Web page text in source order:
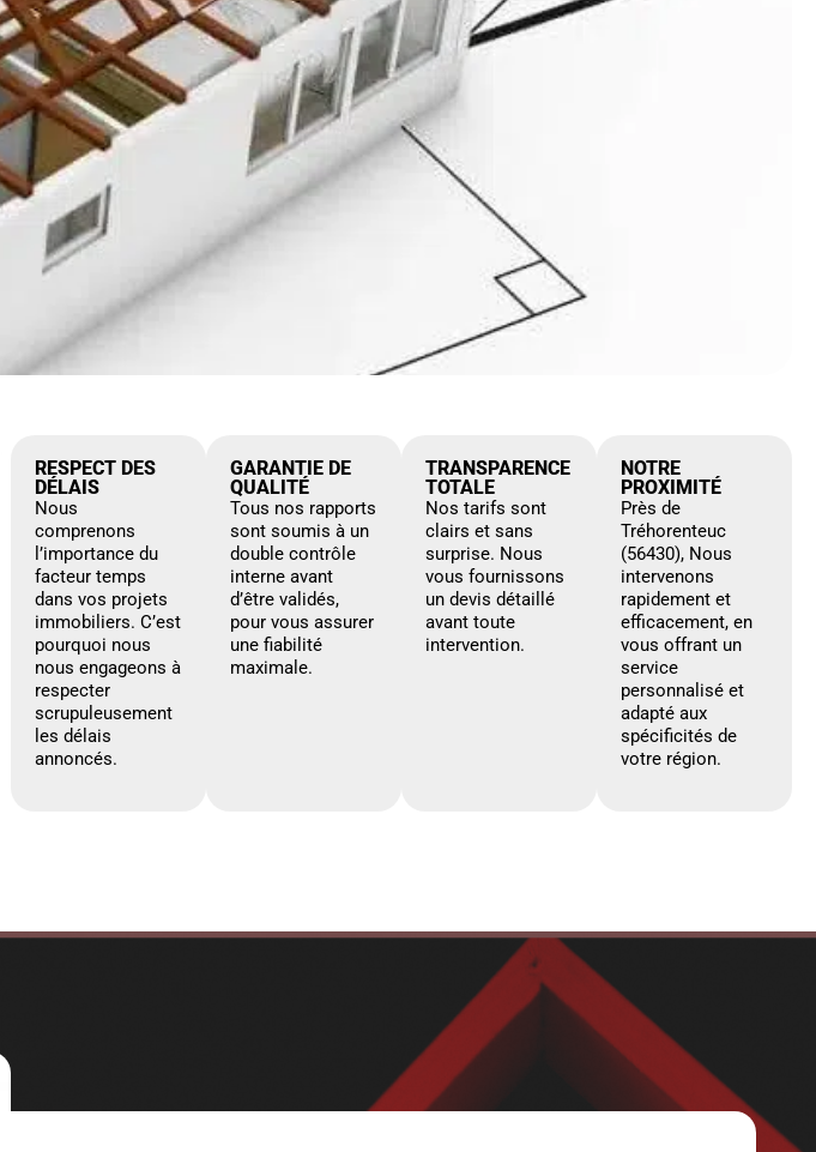
RESPECT DES
DÉLAIS
Nous
comprenons
l’importance du
facteur temps
dans vos projets
immobiliers. C’est
pourquoi nous
nous engageons à
respecter
scrupuleusement
les délais
annoncés.
GARANTIE DE
QUALITÉ
Tous nos rapports
sont soumis à un
double contrôle
interne avant
d’être validés,
pour vous assurer
une fiabilité
maximale.
TRANSPARENCE
TOTALE
Nos tarifs sont
clairs et sans
surprise. Nous
vous fournissons
un devis détaillé
avant toute
intervention.
NOTRE
PROXIMITÉ
Près de
Tréhorenteuc
(56430), Nous
intervenons
rapidement et
efficacement, en
vous offrant un
service
personnalisé et
adapté aux
spécificités de
votre région.